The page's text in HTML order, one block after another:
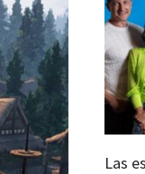
Las